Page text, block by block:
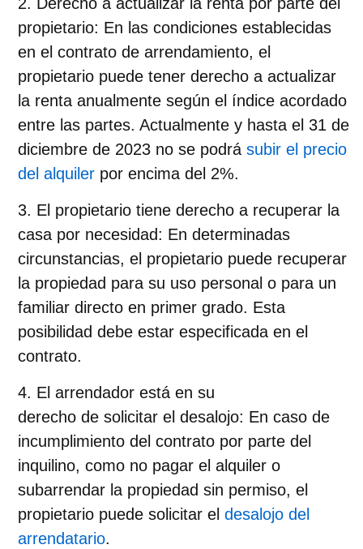
propietario: En las condiciones establecidas
en el contrato de arrendamiento, el
propietario puede tener derecho a actualizar
la renta anualmente según el índice acordado
entre las partes. Actualmente y hasta el 31 de
diciembre de 2023 no se podrá subir el precio
del alquiler por encima del 2%.
El propietario tiene derecho a recuperar la
casa por necesidad: En determinadas
circunstancias, el propietario puede recuperar
la propiedad para su uso personal o para un
familiar directo en primer grado. Esta
posibilidad debe estar especificada en el
contrato.
El arrendador está en su
derecho de solicitar el desalojo: En caso de
incumplimiento del contrato por parte del
inquilino, como no pagar el alquiler o
subarrendar la propiedad sin permiso, el
propietario puede solicitar el desalojo del
arrendatario.